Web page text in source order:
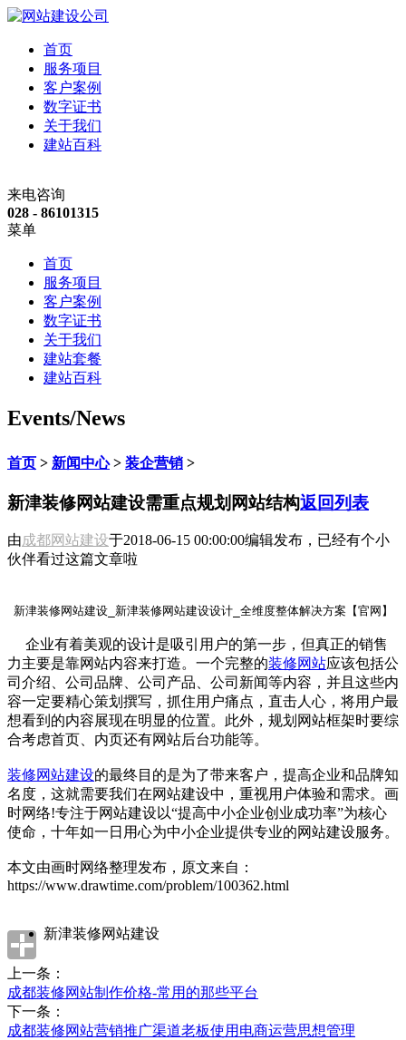
首页
服务项目
客户案例
数字证书
关于我们
建站百科
来电咨询
028 - 86101315
菜单
首页
服务项目
客户案例
数字证书
关于我们
建站套餐
建站百科
Events/News
首页 > 新闻中心> 装企营销 >
新津装修网站建设需重点规划网站结构返回列表
由成都网站建设于2018-06-15 00:00:00编辑发布，已经有个小
伙伴看过这篇文章啦
新津装修网站建设_新津装修网站建设设计_全维度整体解决方案【官网】
企业有着美观的设计是吸引用户的第一步，但真正的销售
力主要是靠网站内容来打造。一个完整的装修网站应该包括公
司介绍、公司品牌、公司产品、公司新闻等内容，并且这些内
容一定要精心策划撰写，抓住用户痛点，直击人心，将用户最
想看到的内容展现在明显的位置。此外，规划网站框架时要综
合考虑首页、内页还有网站后台功能等。
装修网站建设的最终目的是为了带来客户，提高企业和品牌知
名度，这就需要我们在网站建设中，重视用户体验和需求。画
时网络!专注于网站建设以“提高中小企业创业成功率”为核心
使命，十年如一日用心为中小企业提供专业的网站建设服务。
本文由画时网络整理发布，原文来自：
https://www.drawtime.com/problem/100362.html
新津装修网站建设
上一条：
成都装修网站制作价格-常用的那些平台
下一条：
成都装修网站营销推广渠道老板使用电商运营思想管理